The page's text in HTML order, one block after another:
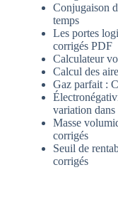
Conjugaison
temps
Les portes
corrigés PDF
Calculateur
Calcul des
Gaz parfait :
variation
Masse
corrigés
Seuil de
corrigés